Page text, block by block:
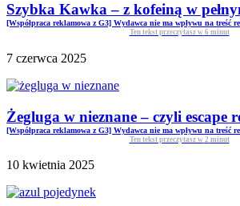
Szybka Kawka – z kofeiną w
[Współpraca reklamowa z G3] Wydawca nie ma wpływu na treść
Ten tekst przeczytasz w 6 minut
7 czerwca 2025
Żegluga w nieznane – czyli escape
[Współpraca reklamowa z G3] Wydawca nie ma wpływu na treść
Ten tekst przeczytasz w 2 minut
10 kwietnia 2025